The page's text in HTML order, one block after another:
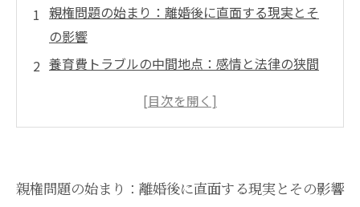
親権問題の始まり：離婚後に直面する現実とそ
の影響
養育費トラブルの中間地点：感情と法律の狭間
法律相談の重要性：専門家に寄り添いながら最
法律事務所の取組み
親権問題の始まり：離婚後に直面する現実とその影響